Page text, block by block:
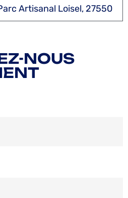
Artisanal Loisel, 27550
NOUS